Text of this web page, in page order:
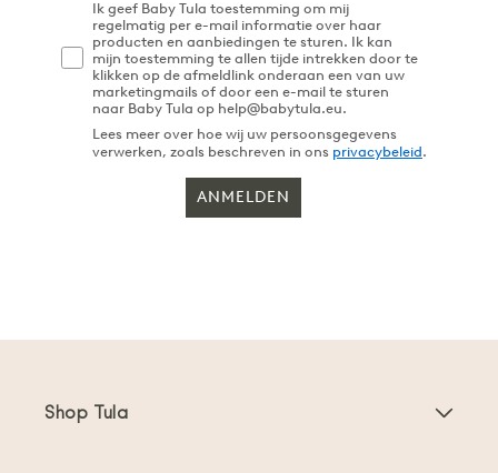
Ik geef Baby Tula toestemming om mij
regelmatig per e-mail informatie over haar
producten en aanbiedingen te sturen. Ik kan
mijn toestemming te allen tijde intrekken door te
klikken op de afmeldlink onderaan een van uw
marketingmails of door een e-mail te sturen
naar Baby Tula op help@babytula.eu.
Lees meer over hoe wij uw persoonsgegevens
verwerken, zoals beschreven in ons privacybeleid.
ANMELDEN
Shop Tula